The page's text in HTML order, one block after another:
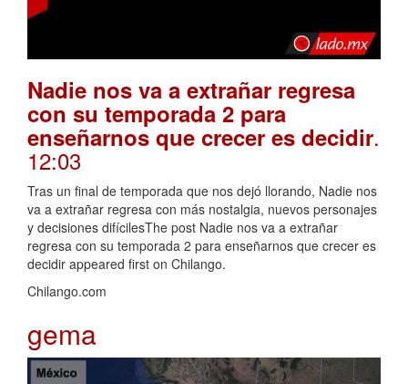
Nadie nos va a extrañar regresa
con su temporada 2 para
enseñarnos que crecer es decidir.
12:03
Tras un final de temporada que nos dejó llorando, Nadie nos
va a extrañar regresa con más nostalgia, nuevos personajes
y decisiones difícilesThe post Nadie nos va a extrañar
regresa con su temporada 2 para enseñarnos que crecer es
decidir appeared first on Chilango.
Chilango.com
gema